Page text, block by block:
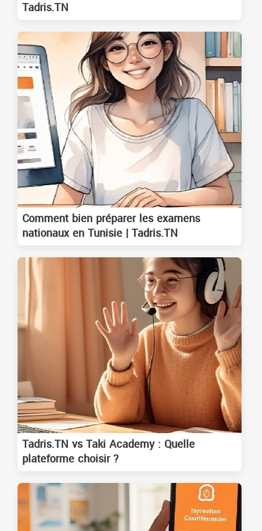
Tadris.TN
Comment bien préparer les examens
nationaux en Tunisie | Tadris.TN
Tadris.TN vs Taki Academy : Quelle
plateforme choisir ?